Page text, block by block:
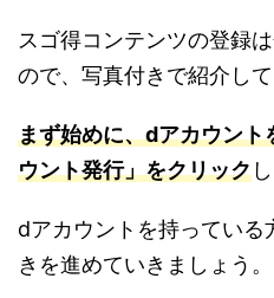
スゴ得コンテンツの登録
ので、写真付きで紹介して
まず始めに、dアカウン
ウント発行」をクリック
dアカウントを持ってい
きを進めていきましょう。